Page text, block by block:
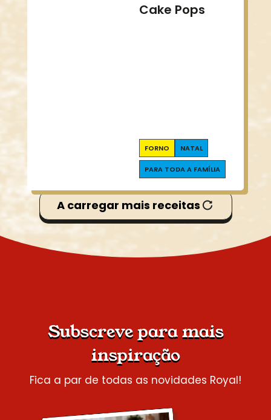
Cake Pops
FORNO NATAL
PARA TODA A FAMÍLIA
A carregar mais receitas
Subscreve para mais
inspiração
Fica a par de todas as novidades Royal!